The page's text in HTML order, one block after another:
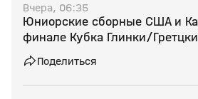
Вчера, 06:35
Юниорские сборные США и
финале Кубка Глинки/Гретцки
Поделиться